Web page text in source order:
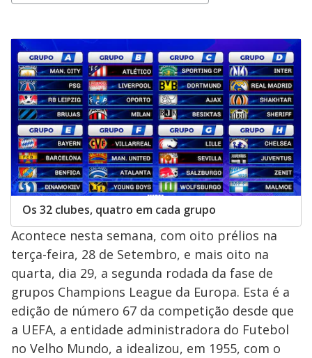
Os 32 clubes, quatro em cada grupo
Acontece nesta semana, com oito prélios na
terça-feira, 28 de Setembro, e mais oito na
quarta, dia 29, a segunda rodada da fase de
grupos Champions League da Europa. Esta é a
edição de número 67 da competição desde que
a UEFA, a entidade administradora do Futebol
no Velho Mundo, a idealizou, em 1955, com o